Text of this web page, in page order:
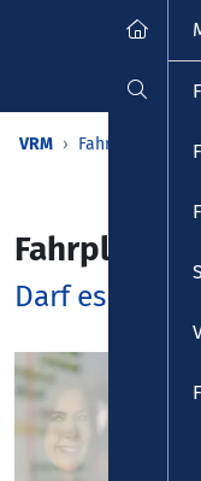
VRM Fahrplan
Darf es etwas